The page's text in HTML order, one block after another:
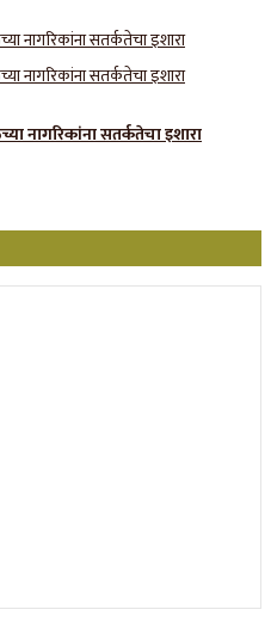
नागरिकांना सतर्कतेचा इशारा